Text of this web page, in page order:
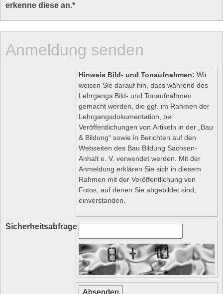
erkenne diese an.*
Anmeldung senden
Hinweis Bild- und Tonaufnahmen: Wir
weisen Sie darauf hin, dass während des
Lehrgangs Bild- und Tonaufnahmen
gemacht werden, die ggf. im Rahmen der
Lehrgangsdokumentation, bei
Veröffentlichungen von Artikeln in der „Bau
& Bildung“ sowie in Berichten auf den
Webseiten des Bau Bildung Sachsen-
Anhalt e. V. verwendet werden. Mit der
Anmeldung erklären Sie sich in diesem
Rahmen mit der Veröffentlichung von
Fotos, auf denen Sie abgebildet sind,
einverstanden.
Sicherheitsabfrage